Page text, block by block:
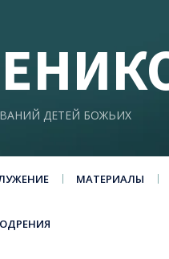
ДЕТЕЙ БОЖЬИХ
МАТЕРИАЛЫ